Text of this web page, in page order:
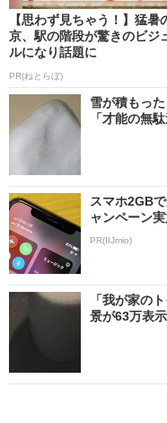
【思わず見ちゃう！】猛暑
京、駅の階段が驚きのビジ
ルになり話題に
PR(ねとらぼ)
雪が積もっ
「才能の無
スマホ2GB
ャンペーン実
PR(IIJmio)
「我が家の
景が63万表